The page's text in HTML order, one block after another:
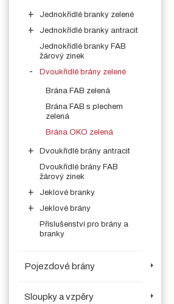
Jednokřídlé branky zelené
Jednokřídlé branky antracit
Jednokřídlé branky FAB
žárový zinek
Dvoukřídlé brány zelené
Brána FAB zelená
Brána FAB s plechem
zelená
Brána OKO zelená
Dvoukřídlé brány antracit
Dvoukřídlé brány FAB
žárový zinek
Jeklové branky
Jeklové brány
Příslušenství pro brány a
branky
Pojezdové brány
Sloupky a vzpěry